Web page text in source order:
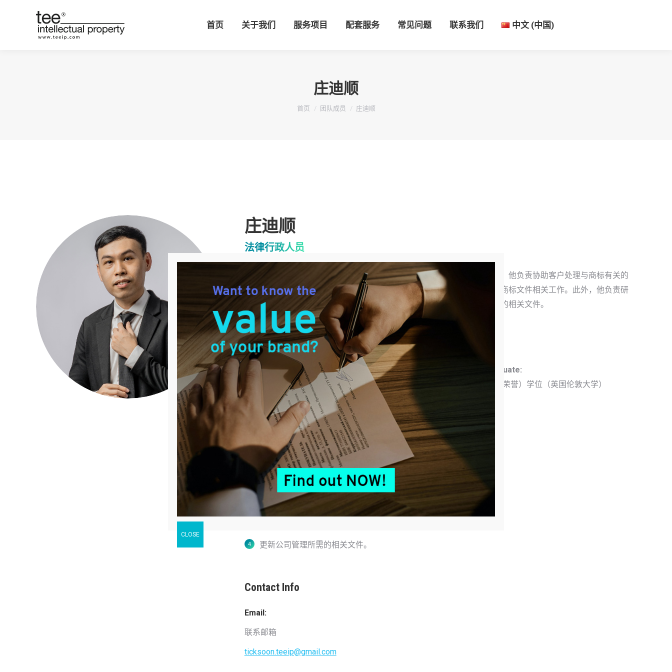
首页 关于我们 服务项目 配套服务 常见问题 联系我们 中文 (中国)
庄迪顺
您在这里：
首页 团队成员 庄迪顺
庄迪顺
法律行政人员
庄迪顺先生持有英国伦敦大学的法学学士（荣誉）学位。作为一名实习生，他负责协助客户处理与商标有关的
行政事务，例如商标检索，为客户商标的注册性提供建议，并且协助完成商标文件相关工作。此外，他负责研
究法律与法规以确保行政及意见符合法律与法规，并且更新公司管理所需的相关文件。
Practice Areas
商标
Undergraduate:
法学学士（荣誉）学位（英国伦敦大学）
Expertise / Job Scope
负责商标检索，并且为客户商标的注册性提供建
议。
协助完成商标文件相关工作。
负责研究法律与法规以确保行政及意见符合法律
更新公司管理所需的相关文件。
Contact Info
Email:
联系邮箱
ticksoon.teeip@gmail.com